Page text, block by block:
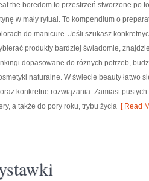
the boredom to przestrzeń stworzone po
w mały rytuał. To kompendium o
do manicure. Jeśli szukasz
produkty bardziej świadomie,
dopasowane do różnych potrzeb,
naturalne. W świecie beauty łatwo
konkretne rozwiązania. Zamiast
a także do pory roku, trybu życia [ Read